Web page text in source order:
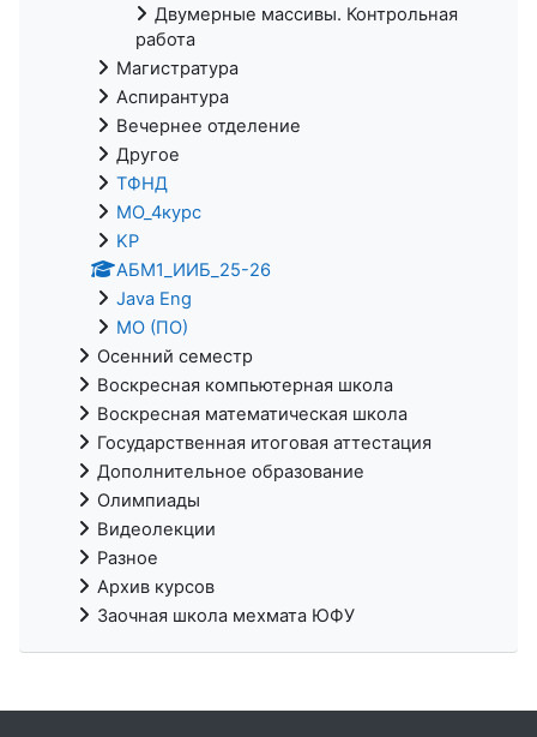
Двумерные массивы. Контрольная
работа
Магистратура
Аспирантура
Вечернее отделение
Другое
ТФНД
МО_4курс
KP
АБМ1_ИИБ_25-26
Java Eng
МО (ПО)
Осенний семестр
Воскресная компьютерная школа
Воскресная математическая школа
Государственная итоговая аттестация
Дополнительное образование
Олимпиады
Видеолекции
Разное
Архив курсов
Заочная школа мехмата ЮФУ